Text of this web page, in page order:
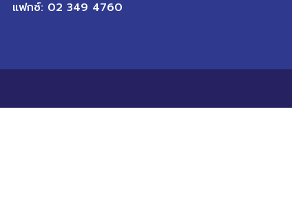
แฟกซ์: 02 349 4760